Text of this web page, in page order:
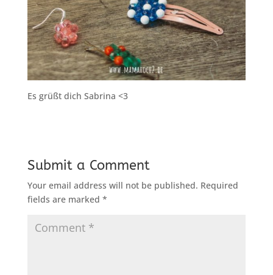
Es grüßt dich Sabrina <3
Submit a Comment
Your email address will not be published. Required
fields are marked *